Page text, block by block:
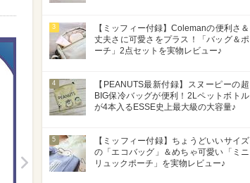
>
3
【ミッフィー付録】Colemanの便利さ＆
丈夫さに可愛さをプラス！「バッグ＆ポ
ーチ」2点セットを実物レビュー♪
4
【PEANUTS最新付録】スヌーピーの超
BIG保冷バッグが便利！2Lペットボトル
が4本入るESSE史上最大級の大容量♪
5
【ミッフィー付録】ちょうどいいサイズ
の「エコバッグ」＆めちゃ可愛い「ミニ
リュックポーチ」を実物レビュー♪